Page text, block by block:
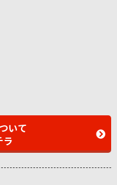
いて
ラ